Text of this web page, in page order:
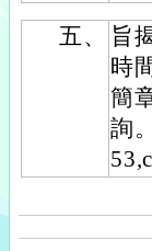
五、
旨
時
簡
詢